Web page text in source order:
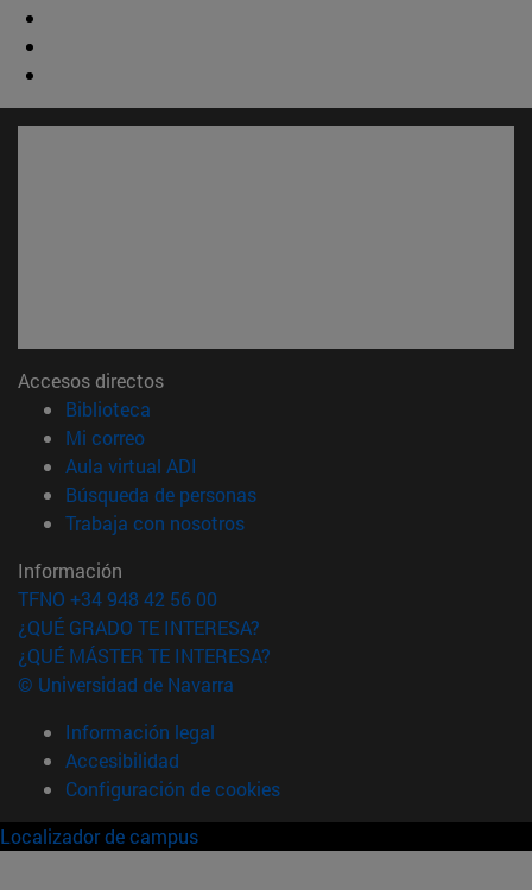
Accesos directos
Biblioteca
Mi correo(abre en nueva ventana)
Aula virtual ADI
Búsqueda de personas(abre en nueva ventana)
Trabaja con nosotros(abre en nueva ventana)
Información
TFNO +34 948 42 56 00
¿QUÉ GRADO TE INTERESA?
¿QUÉ MÁSTER TE INTERESA?
© Universidad de Navarra
Información legal
Accesibilidad
Configuración de cookies
Localizador de campus